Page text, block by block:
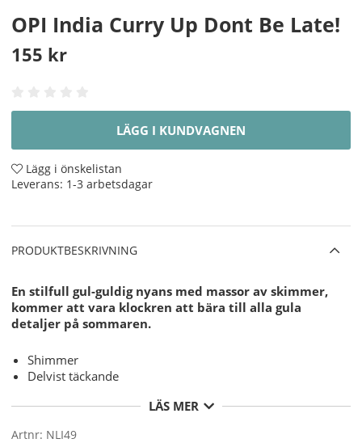
OPI India Curry Up Dont Be Late!
155 kr
LÄGG I KUNDVAGNEN
Lägg i önskelistan
Leverans: 1-3 arbetsdagar
PRODUKTBESKRIVNING
En stilfull gul-guldig nyans med massor av skimmer,
kommer att vara klockren att bära till alla gula
detaljer på sommaren.
Shimmer
Delvist täckande
15 ml LÄS MER
Artnr: NLI49